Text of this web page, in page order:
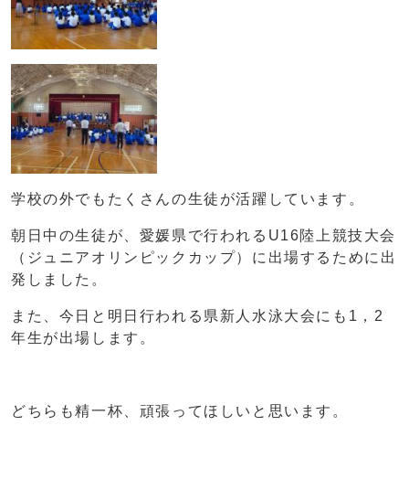
学校の外でもたくさんの生徒が活躍しています。
朝日中の生徒が、愛媛県で行われるU16陸上競技大会
（ジュニアオリンピックカップ）に出場するために出
発しました。
また、今日と明日行われる県新人水泳大会にも1，2
年生が出場します。
どちらも精一杯、頑張ってほしいと思います。